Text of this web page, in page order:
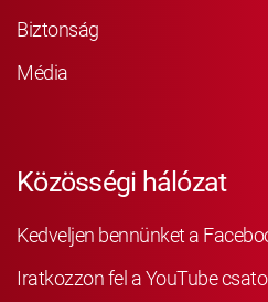
Biztonság
Média
Közösségi hálózat
Kedveljen bennünket a
Iratkozzon fel a YouTube